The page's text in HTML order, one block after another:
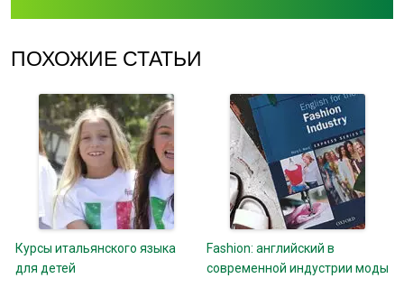
ПОХОЖИЕ СТАТЬИ
Курсы итальянского языка
для детей
Fashion: английский в
современной индустрии моды